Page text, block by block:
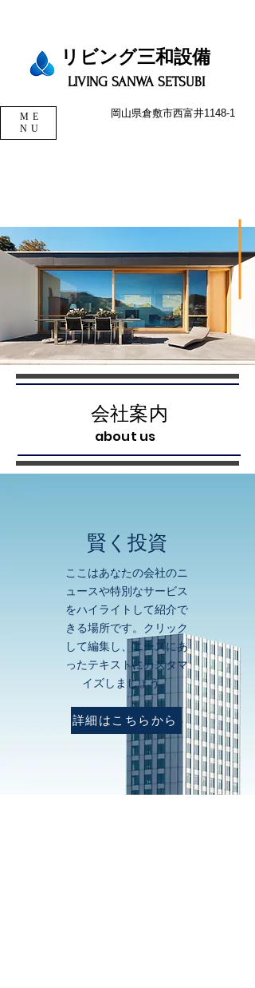
リビング三和設備​​​
LIVING SANWA SETSUBI
ME
NU
岡山県倉敷市西富井1148-1
会社案内
about us
賢く投資
ここはあなたの会社のニ
ュースや特別なサービス
をハイライトして紹介で
きる場所です。クリック
して編集し、ニーズにあ
ったテキストにカスタマ
イズしましょう。
詳細はこちらから